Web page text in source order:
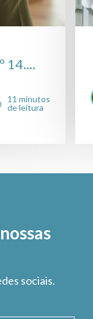
14....
11 minutos
de leitura
sociais.